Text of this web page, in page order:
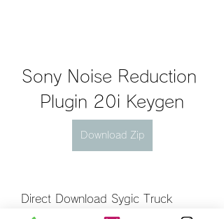
Sony Noise Reduction
Plugin 20i Keygen
Download Zip
Direct Download Sygic Truck
Navigation APK original + Crack +